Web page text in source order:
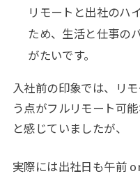
リモートと出社のハ
ため、生活と仕事の
がたいです。
入社前の印象では、リ
う点がフルリモート可
と感じていましたが、
実際には出社日も午前